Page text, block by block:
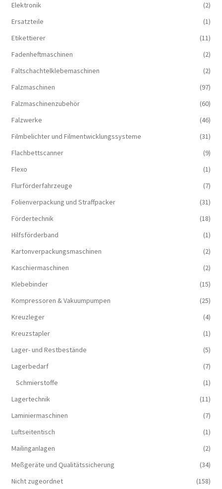
Elektronik
(2)
Ersatzteile
(1)
Etikettierer
(11)
Fadenheftmaschinen
(2)
Faltschachtelklebemaschinen
(2)
Falzmaschinen
(97)
Falzmaschinenzubehör
(60)
Falzwerke
(46)
Filmbelichter und Filmentwicklungssysteme
(31)
Flachbettscanner
(9)
Flexo
(1)
Flurförderfahrzeuge
(7)
Folienverpackung und Straffpacker
(31)
Fördertechnik
(18)
Hilfsförderband
(1)
Kartonverpackungsmaschinen
(2)
Kaschiermaschinen
(2)
Klebebinder
(15)
Kompressoren & Vakuum­pumpen
(25)
Kreuzleger
(4)
Kreuzstapler
(1)
Lager- und Restbestände
(5)
Lagerbedarf
(7)
Schmierstoffe
(1)
Lagertechnik
(11)
Laminiermaschinen
(7)
Luftseitentisch
(1)
Mailinganlagen
(2)
Meßgeräte und Qualitätssicherung
(34)
Nicht zugeordnet
(158)